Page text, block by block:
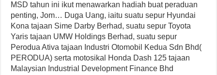
MSD tahun ini ikut menawarkan hadiah buat peraduan
penting, Jom… Duga Uang, iaitu suatu sepur Hyundai
Kona tajaan Sime Darby Berhad, suatu sepur Toyota
Yaris tajaan UMW Holdings Berhad, suatu sepur
Perodua Ativa tajaan Industri Otomobil Kedua Sdn Bhd(
PERODUA) serta motosikal Honda Dash 125 tajaan
Malaysian Industrial Development Finance Bhd